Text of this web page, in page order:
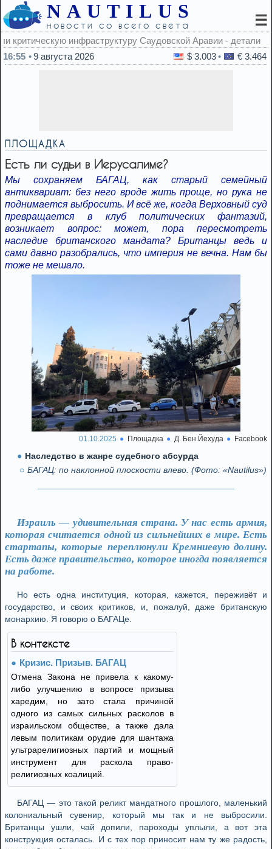
NAUTILUS
новости со всего света ☰
Аравии - детали
16:55
9 августа 2026 $ 3.003 € 3.464
ПЛОЩАДКА
Есть ли судьи в Иерусалиме?
Мы сохраняем БАГАЦ, как старый семейный
антиквариат: без него вроде жить проще, но рука не
поднимается выбросить. И всё же, когда Верховный суд
превращается в клуб политических фантазий,
возникает вопрос: может, пора пересмотреть
наследие британского мандата? Британцы ведь и
сами давно разобрались, что империя не вечна. Нам бы
тоже не мешало.
01.10.2025 Площадка Д. Бен Йехуда Facebook
Наследство в жанре судебного абсурда
БАГАЦ: по наклонной плоскости влево. (Фото: «Nautilus»)
Израиль — удивительная страна. У нас есть армия,
которая считается одной из сильнейших в мире. Есть
стартапы, которые переплюнули Кремниевую долину.
Есть даже правительство, которое иногда появляется
на работе.
Но есть одна институция, которая, кажется, переживёт и
государство, и своих критиков, и, пожалуй, даже британскую
монархию. Я говорю о БАГАЦе.
В контексте
Кризис. Призыв. БАГАЦ
Отменa Закона не привела к какому-
либо улучшению в вопросе призыва
харедим, но зато стала причиной
одного из самых сильных расколов в
израильском обществе, а также дала
левым политикам орудие для шантажа
ультрарелигиозных партий и мощный
инструмент для раскола право-
религиозных коалиций.
БАГАЦ — это такой реликт мандатного прошлого, маленький
колониальный сувенир, который мы так и не выбросили.
Британцы ушли, чай допили, пароходы уплыли, а вот эта
конструкция осталась. И с тех пор приносит нам ту же радость,